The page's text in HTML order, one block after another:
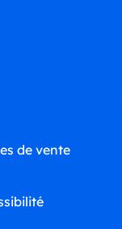
de vente